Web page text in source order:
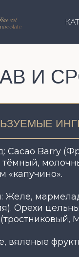
КАТАЛОГ
И
мармелад и
фрукты,